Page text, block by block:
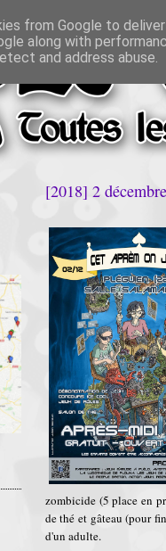
[2018] 2
zombicide (5 place en
de thé et gâteau (pour
d'un adulte.
from Google to
along with
and address abuse.